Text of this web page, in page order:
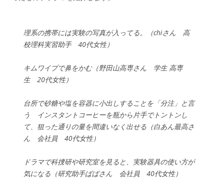
理系の携帯には実験の写真が入ってる。（chiさん 高
校理科実習助手 40代女性）
キムワイプで鼻をかむ（野田山高専さん 学生 高専
生 20代女性）
台所で砂糖や塩を容器に小出しすることを「分注」と言
う インスタントコーヒーを瓶から片手でトントンし
て、狙った通りの量を間違いなく出せる（白あん最高さ
ん 会社員 40代女性）
ドラマで科捜研や研究室を見ると、実験器具の使い方が
気になる（研究助手ばばさん 会社員 40代女性）